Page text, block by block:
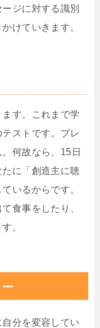
ジに対する識別
けていきます。
す。これまで学
ストです。プレ
何故なら、15日
に「創造主に聴
いるからです。
食事をしたり、
。
分を変容してい